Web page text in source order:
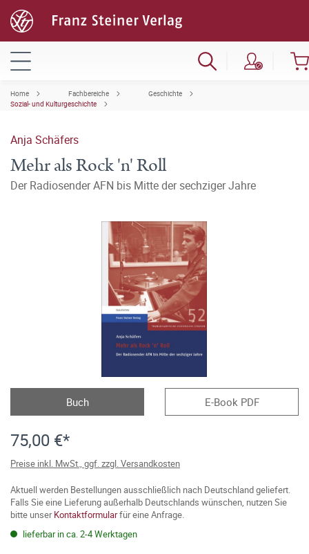
Home Fachbereiche
Geschichte
Sozial- und Kulturgeschichte
Anja Schäfers
Mehr als Rock 'n' Roll
Der Radiosender AFN bis Mitte der sechziger Jahre
Buch E-Book PDF
75,00 €*
Preise inkl. MwSt., ggf. zzgl. Versandkosten
Aktuell werden Bestellungen ausschließlich nach Deutschland geliefert.
Falls Sie eine Lieferung außerhalb Deutschlands wünschen, nutzen Sie
bitte unserKontaktformularfür eine Anfrage.
lieferbar in ca. 2-4 Werktagen